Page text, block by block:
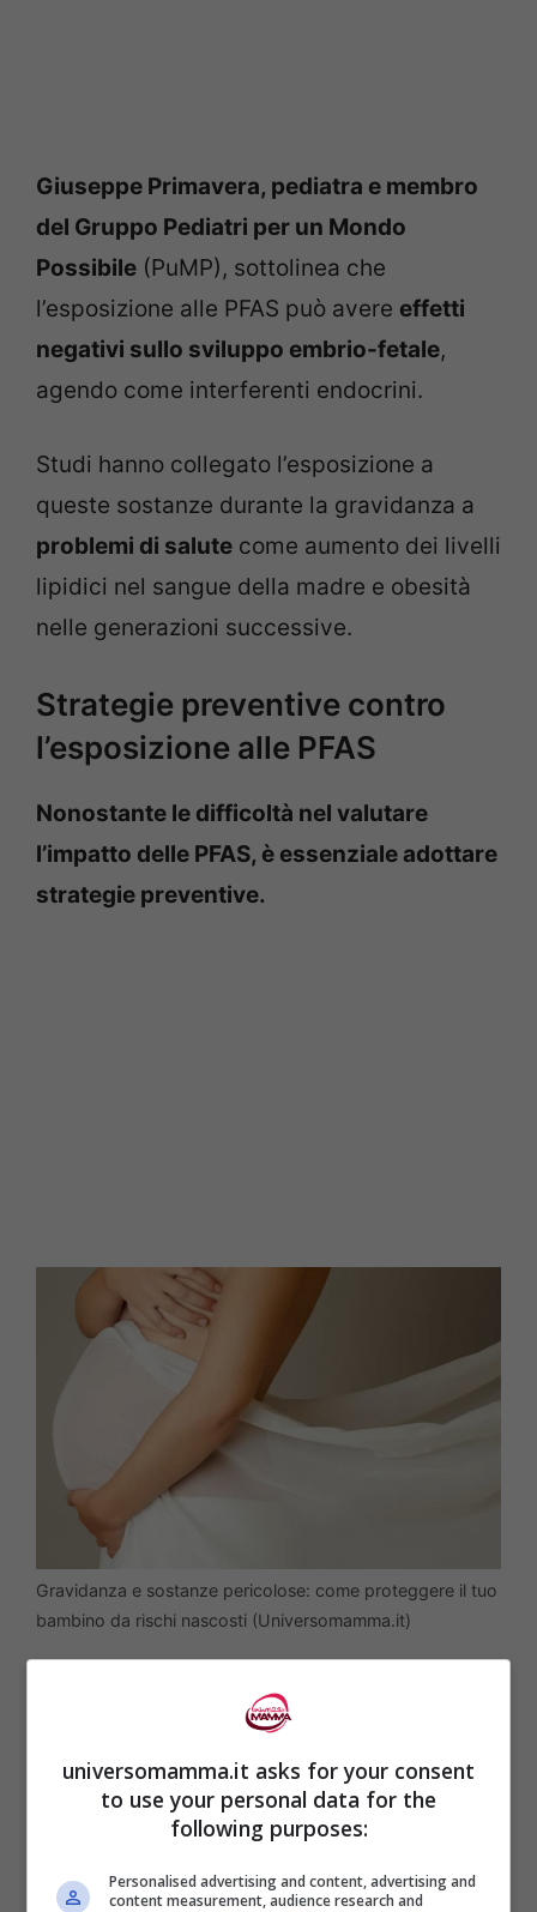
Giuseppe Primavera, pediatra e membro
del Gruppo Pediatri per un Mondo
Possibile (PuMP), sottolinea che
l’esposizione alle PFAS può avere effetti
negativi sullo sviluppo embrio-fetale,
agendo come interferenti endocrini.
Studi hanno collegato l’esposizione a
queste sostanze durante la gravidanza a
problemi di salute come aumento dei livelli
lipidici nel sangue della madre e obesità
nelle generazioni successive.
Strategie preventive contro
l’esposizione alle PFAS
Nonostante le difficoltà nel valutare
l’impatto delle PFAS, è essenziale adottare
strategie preventive.
Gravidanza e sostanze pericolose: come proteggere il tuo
bambino da rischi nascosti (Universomamma.it)
Maurizio Bonati dell’Istituto di Ricerche
Farmacologiche “Mario Negri
l’importanza dellosmaltimento corretto
delle sostanze chimiche.
Le donne incinte possono proteggere sé
universomamma.it asks for your consent
to use your personal data for the
following purposes:
Personalised advertising and content, advertising and
content measurement, audience research and